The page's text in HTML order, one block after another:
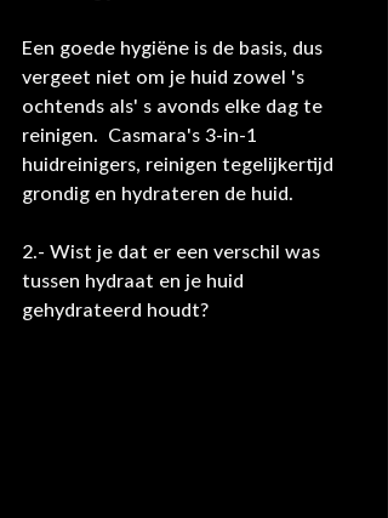
Een goede hygiëne is de basis, dus
vergeet niet om je huid zowel 's
ochtends als' s avonds elke dag te
reinigen.  Casmara's 3-in-1
huidreinigers, reinigen tegelijkertijd
grondig en hydrateren de huid.
2.- Wist je dat er een verschil was
tussen hydraat en je huid
gehydrateerd houdt?